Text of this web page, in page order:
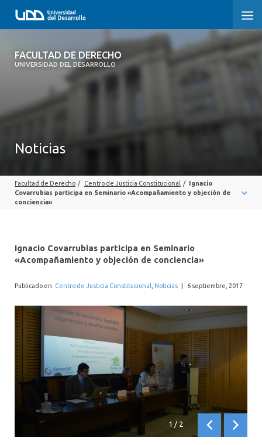
FACULTAD DE DERECHO
UNIVERSIDAD DEL DESARROLLO
FACULTAD DE DERECHO
SOBRE LA FACULTAD
PROFESORES
INTERNACIONAL
Noticias
Facultad de Derecho / Centro de Justicia Constitucional / Ignacio
Covarrubias participa en Seminario «Acompañamiento y objeción de
conciencia»
Ignacio Covarrubias participa en Seminario
«Acompañamiento y objeción de conciencia»
Publicado en: Centro de Justicia Constitucional Noticias 6 septiembre, 2017
1 / 2
Anterior